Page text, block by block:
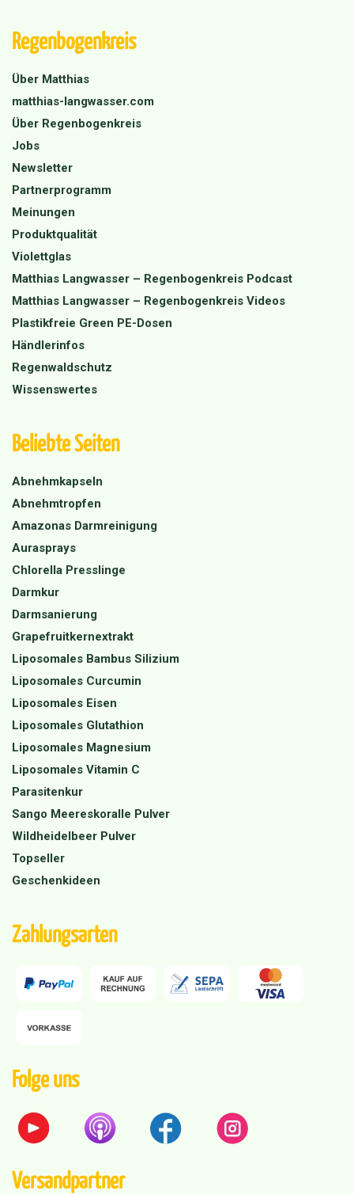
Regenbogenkreis
Über Matthias
matthias-langwasser.com
Über Regenbogenkreis
Jobs
Newsletter
Partnerprogramm
Meinungen
Produktqualität
Violettglas
Matthias Langwasser – Regenbogenkreis Podcast
Matthias Langwasser – Regenbogenkreis Videos
Plastikfreie Green PE-Dosen
Händlerinfos
Regenwaldschutz
Wissenswertes
Beliebte Seiten
Abnehmkapseln
Abnehmtropfen
Amazonas Darmreinigung
Aurasprays
Chlorella Presslinge
Darmkur
Darmsanierung
Grapefruitkernextrakt
Liposomales Bambus Silizium
Liposomales Curcumin
Liposomales Eisen
Liposomales Glutathion
Liposomales Magnesium
Liposomales Vitamin C
Parasitenkur
Sango Meereskoralle Pulver
Wildheidelbeer Pulver
Topseller
Geschenkideen
Zahlungsarten
Folge uns
Versandpartner